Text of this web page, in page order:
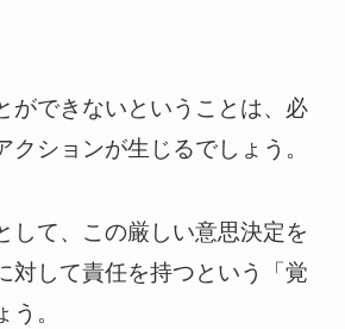
ができないということは、必
クションが生じるでしょう。
して、この厳しい意思決定を
対して責任を持つという「覚
。